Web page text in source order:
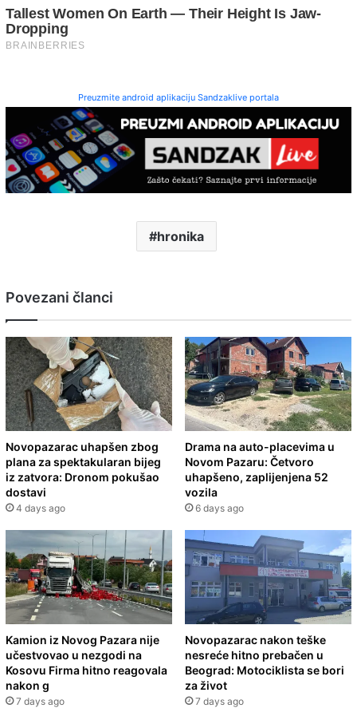
Preuzmite android aplikaciju Sandzaklive portala
hronika
Povezani članci
Novopazarac uhapšen zbog
plana za spektakularan bijeg
iz zatvora: Dronom pokušao
dostavi
4 days ago
Drama na auto-placevima u
Novom Pazaru: Četvoro
uhapšeno, zaplijenjena 52
vozila
6 days ago
Kamion iz Novog Pazara nije
učestvovao u nezgodi na
Kosovu Firma hitno reagovala
nakon g
7 days ago
Novopazarac nakon teške
nesreće hitno prebačen u
Beograd: Motociklista se bori
za život
7 days ago